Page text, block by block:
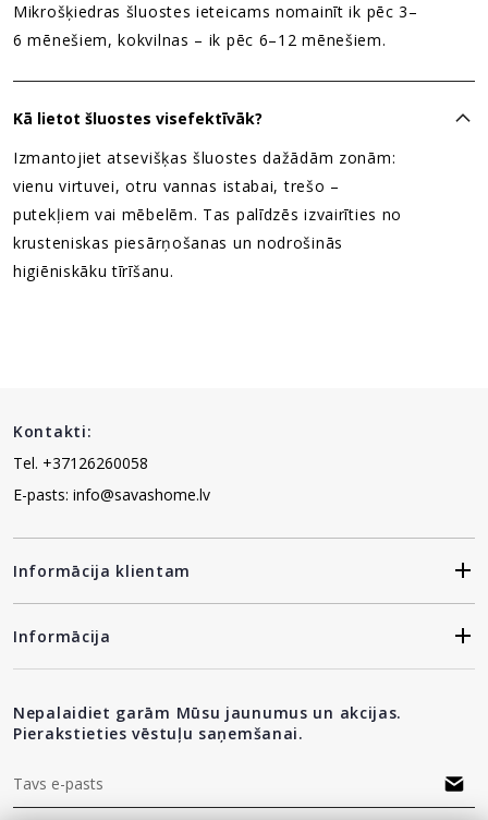
Mikrošķiedras šluostes ieteicams nomainīt ik pēc 3–
6 mēnešiem, kokvilnas – ik pēc 6–12 mēnešiem.
Kā lietot šluostes visefektīvāk?
Izmantojiet atsevišķas šluostes dažādām zonām:
vienu virtuvei, otru vannas istabai, trešo –
putekļiem vai mēbelēm. Tas palīdzēs izvairīties no
krusteniskas piesārņošanas un nodrošinās
higiēniskāku tīrīšanu.
Kontakti:
Tel. +37126260058
E-pasts: info@savashome.lv
Informācija klientam
Informācija
Nepalaidiet garām Mūsu jaunumus un akcijas.
Pierakstieties vēstuļu saņemšanai.